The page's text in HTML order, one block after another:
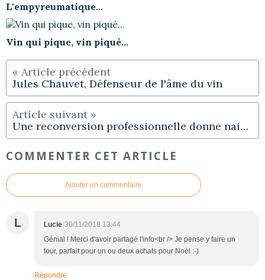
L'empyreumatique...
Vin qui pique, vin piqué...
Jules Chauvet, Défenseur de l'âme du vin
Une reconversion professionnelle donne naissance à BioWine and CO
COMMENTER CET ARTICLE
Ajouter un commentaire
L Lucie 30/11/2018 13:44
Génial ! Merci d'avoir partagé l'info<br /> Je pense y faire un
tour, parfait pour un ou deux achats pour Noël :-)
Répondre